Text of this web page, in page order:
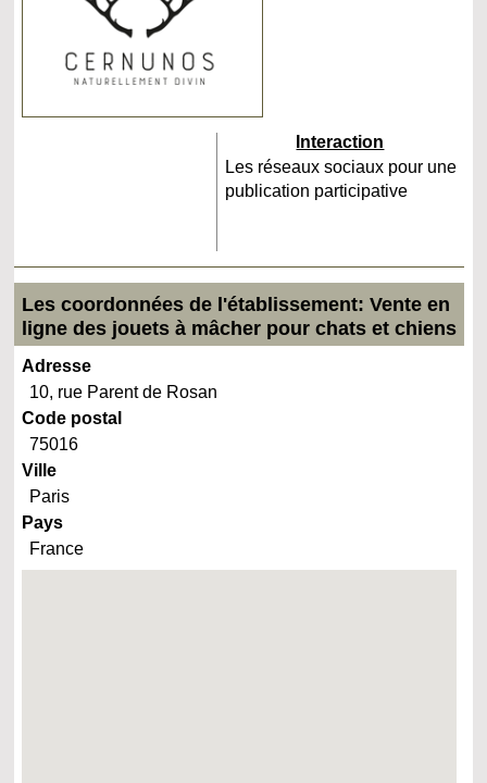
Interaction
Les réseaux sociaux pour une
publication participative
Les coordonnées de l'établissement: Vente en
ligne des jouets à mâcher pour chats et chiens
Adresse
10, rue Parent de Rosan
Code postal
75016
Ville
Paris
Pays
France